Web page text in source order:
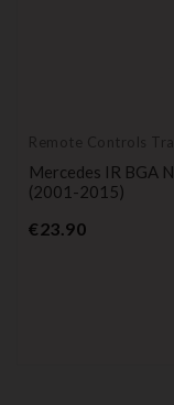
Remote Controls
Mercedes IR BGA
(2001-2015)
€23.90Price